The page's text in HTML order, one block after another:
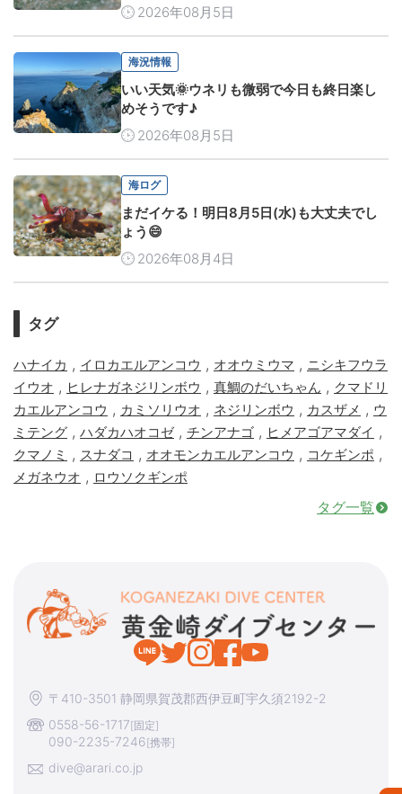
2026年08月5日
海況情報
いい天気🌞ウネリも微弱で今日も終日楽し
めそうです♪
2026年08月5日
海ログ
まだイケる！明日8月5日(水)も大丈夫でし
ょう😄
2026年08月4日
タグ
ハナイカ , イロカエルアンコウ , オオウミウマ , ニシキフウラ
イウオ , ヒレナガネジリンボウ , 真鯛のだいちゃん , クマドリ
カエルアンコウ , カミソリウオ , ネジリンボウ , カスザメ , ウ
ミテング , ハダカハオコゼ, チンアナゴ , ヒメアゴアマダイ ,
クマノミ , スナダコ , オオモンカエルアンコウ , コケギンポ ,
メガネウオ , ロウソクギンポ
タグ一覧
〒410-3501 静岡県賀茂郡西伊豆町宇久須2192-2
0558-56-1717[固定]
090-2235-7246[携帯]
dive@arari.co.jp